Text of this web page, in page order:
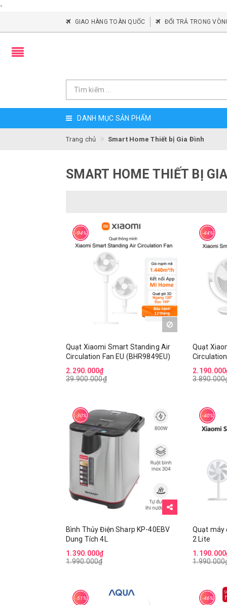
-
GIAO HÀNG TOÀN QUỐC ĐỔI TRẢ TRONG
DANH MỤC SẢN PHẨM
Trang chủ Smart Home Thiết bị Gia Đình
SMART HOME THIẾT BỊ
-94%
Quạt Xiaomi Smart Standing Air
Circulation Fan EU (BHR9849EU)
2.290.000₫
39.900.000₫
-44%
Quạt
-30%
Bình Thủy Điện Sharp KP-40EBV
Dung Tích 4L
1.390.000₫
1.990.000₫
-40%
Quạt máy
2 Lite
-51% -46%